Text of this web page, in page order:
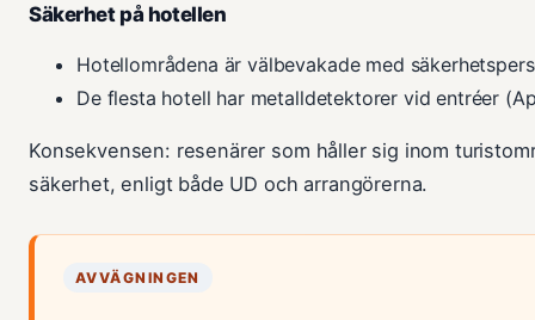
Säkerhet på hotellen
Hotellområdena är välbevakade med
De flesta hotell har metalldetektorer vid entréer
Konsekvensen: resenärer som håller sig inom
säkerhet, enligt både UD och arrangörerna.
AVVÄGNINGEN